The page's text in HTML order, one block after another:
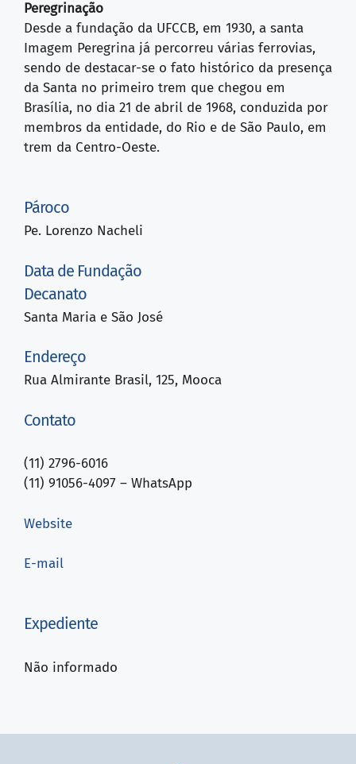
Pároco
Pe. Lorenzo Nacheli
Data de Fundação
Decanato
Santa Maria e São José
Endereço
Rua Almirante Brasil, 125, Mooca
Contato
(11) 2796-6016
(11) 91056-4097 – WhatsApp
Website
E-mail
Expediente
Não informado
Peregrinação
Desde a fundação da UFCCB, em 1930, a santa
Imagem Peregrina já percorreu várias ferrovias,
sendo de destacar-se o fato histórico da presença
da Santa no primeiro trem que chegou em
Brasília, no dia 21 de abril de 1968, conduzida por
membros da entidade, do Rio e de São Paulo, em
trem da Centro-Oeste.